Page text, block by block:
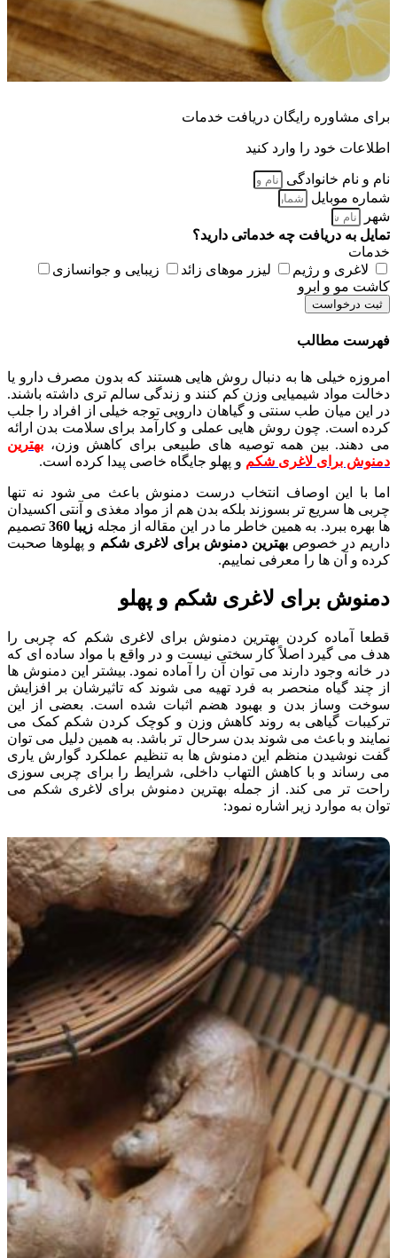
برای مشاوره رایگان دریافت خدمات
اطلاعات خود را وارد کنید
نام و نام خانوادگی
شماره موبایل
شهر
تمایل به دریافت چه خدماتی دارید؟
خدمات
لاغری و رژیم
لیزر موهای زائد
زیبایی و جوانسازی
کاشت مو و ابرو
ثبت درخواست
فهرست مطالب
امروزه خیلی ها به دنبال روش هایی هستند که بدون مصرف دارو یا
دخالت مواد شیمیایی وزن کم کنند و زندگی سالم تری داشته باشند.
در این میان طب سنتی و گیاهان دارویی توجه خیلی از افراد را جلب
کرده است. چون روش هایی عملی و کارآمد برای سلامت بدن ارائه
می دهند. بین همه توصیه های طبیعی برای کاهش وزن، بهترین
دمنوش برای لاغری شکم و پهلو جایگاه خاصی پیدا کرده است.
اما با این اوصاف انتخاب درست دمنوش باعث می شود نه تنها
چربی ها سریع تر بسوزند بلکه بدن هم از مواد مغذی و آنتی اکسیدان
ها بهره ببرد. به همین خاطر ما در این مقاله از مجله زیبا 360
تصمیم
داریم در خصوص بهترین دمنوش برای لاغری شکم و پهلوها صحبت
کرده و آن ها را معرفی نماییم.
دمنوش برای لاغری شکم و پهلو
قطعا آماده کردن بهترین دمنوش برای لاغری شکم که چربی را
هدف می گیرد اصلاً کار سختی نیست و در واقع با مواد ساده ای که
در خانه وجود دارند می توان آن را آماده نمود. بیشتر این دمنوش ها
از چند گیاه منحصر به فرد تهیه می شوند که تاثیرشان بر افزایش
سوخت وساز بدن و بهبود هضم اثبات شده است. بعضی از این
ترکیبات گیاهی به روند کاهش وزن و کوچک کردن شکم کمک می
نمایند و باعث می شوند بدن سرحال تر باشد. به همین دلیل می توان
گفت نوشیدن منظم این دمنوش ها به تنظیم عملکرد گوارش یاری
می رساند و با کاهش التهاب داخلی، شرایط را برای چربی سوزی
راحت تر می کند. از جمله بهترین دمنوش برای لاغری شکم می
توان به موارد زیر اشاره نمود: